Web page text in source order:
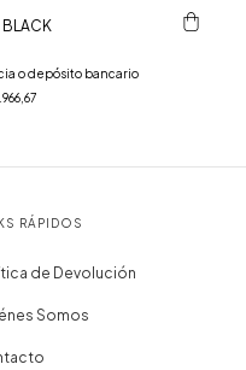
BLACK
o depósito bancario
RÁPIDOS
de Devolución
Somos